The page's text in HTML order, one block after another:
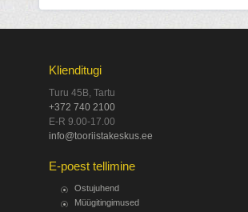
Klienditugi
Turu 45B, Tartu
+372 740 2100
E-R 9.00-17.00
info@tooriistakeskus.ee
E-poest tellimine
Ostujuhend
Müügitingimused